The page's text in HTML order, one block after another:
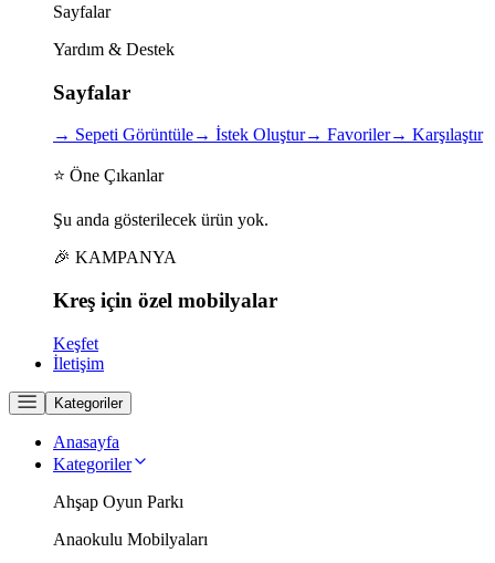
Sayfalar
Yardım & Destek
Sayfalar
→ Sepeti Görüntüle→ İstek Oluştur→ Favoriler→ Karşılaştır
⭐ Öne Çıkanlar
Şu anda gösterilecek ürün yok.
🎉 KAMPANYA
Kreş için özel mobilyalar
Keşfet
İletişim
Kategoriler
Anasayfa
Kategoriler
Ahşap Oyun Parkı
Anaokulu Mobilyaları